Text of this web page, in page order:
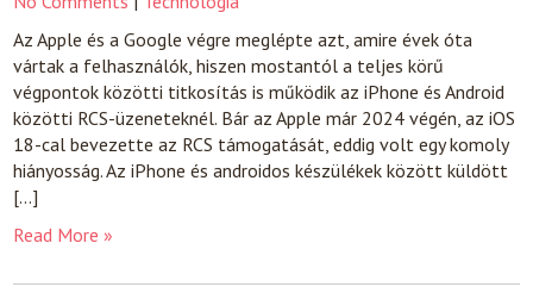
Az Apple és a Google végre meglépte azt, amire évek óta
vártak a felhasználók, hiszen mostantól a teljes körű
végpontok közötti titkosítás is működik az iPhone és Android
közötti RCS-üzeneteknél. Bár az Apple már 2024 végén, az iOS
18-cal bevezette az RCS támogatását, eddig volt egy komoly
hiányosság. Az iPhone és androidos készülékek között küldött
[…]
Read More »